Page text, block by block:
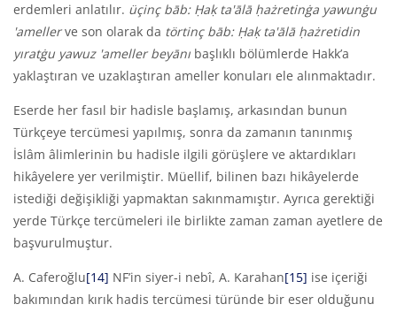
erdemleri anlatılır. üçinç bāb: Ḥaḳ ta'ālā ḥażretinġa yawunġu
amellerve son olarak da törtinç bāb: Ḥaḳ ta'ālā ḥażretidin
yıratġu yawuz ' ameller beyānı başlıklı bölümlerde Hakk’a
yaklaştıran ve uzaklaştıran ameller konuları ele alınmaktadır.
Eserde her fasıl bir hadisle başlamış, arkasından bunun
Türkçeye tercümesi yapılmış, sonra da zamanın tanınmış
İslâm âlimlerinin bu hadisle ilgili görüşlere ve aktardıkları
hikâyelere yer verilmiştir. Müellif, bilinen bazı hikâyelerde
istediği değişikliği yapmaktan sakınmamıştır. Ayrıca gerektiği
yerde Türkçe tercümeleri ile birlikte zaman zaman ayetlere de
başvurulmuştur.
A. Caferoğlu[14] NF’in siyer-i nebî, A. Karahan[15] ise içeriği
bakımından kırık hadis tercümesi türünde bir eser olduğunu